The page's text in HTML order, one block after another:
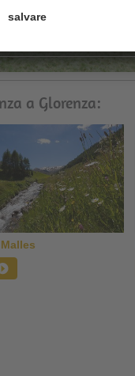
a Glorenza: